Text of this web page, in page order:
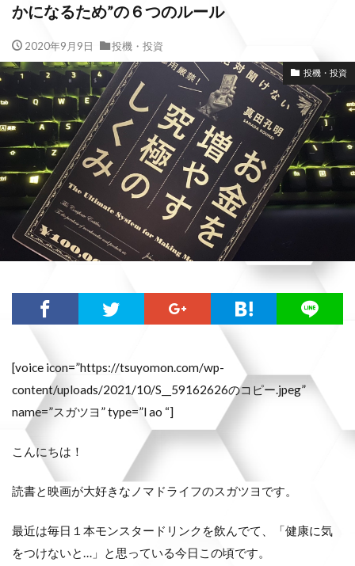
かになるため”の６つのルール
2020年9月9日 投機・投資
投機・投資
[voice icon=”https://tsuyomon.com/wp-
content/uploads/2021/10/S__59162626のコピー.jpeg”
name=”スガツヨ” type=”l ao “]
こんにちは！
読書と映画が大好きなノマドライフのスガツヨです。
最近は毎日１本モンスタードリンクを飲んでて、「健康に気
をつけないと…」と思っている今日この頃です。